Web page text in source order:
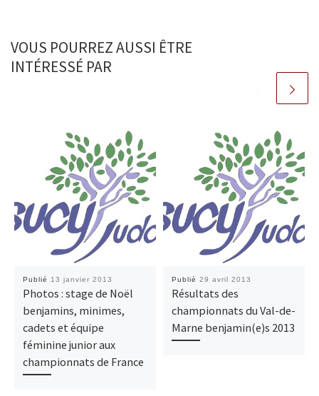
VOUS POURREZ AUSSI ÊTRE
INTÉRESSÉ PAR
Publié 13 janvier 2013
Photos : stage de Noël
benjamins, minimes,
cadets et équipe
féminine junior aux
championnats de France
Publié 29 avril 2013
Résultats des
championnats du Val-de-
Marne benjamin(e)s 2013